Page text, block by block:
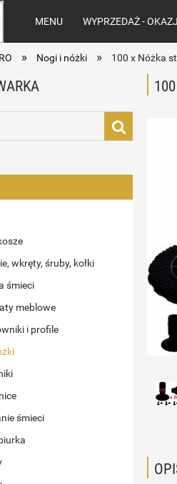
MENU WYPRZEDAŻ -
» Nogi i nóżki » 100 x Nóżka
wkręty, śruby, kołki
śmieci
meblowe
i profile
śmieci